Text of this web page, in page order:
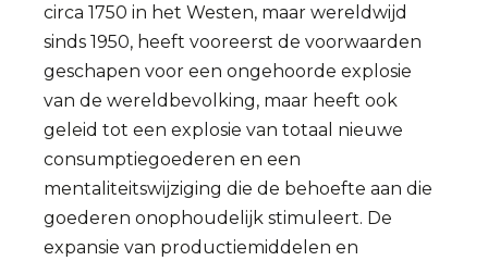
circa 1750 in het Westen, maar wereldwijd
sinds 1950, heeft vooreerst de voorwaarden
geschapen voor een ongehoorde explosie
van de wereldbevolking, maar heeft ook
geleid tot een explosie van totaal nieuwe
consumptiegoederen en een
mentaliteitswijziging die de behoefte aan die
goederen onophoudelijk stimuleert. De
expansie van productiemiddelen en